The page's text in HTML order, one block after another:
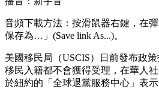
音頻下載方法：按滑鼠器右鍵，在
保存為…」(Save link As...)。
美國移民局（USCIS）日前發布政
移民入籍都不會獲得受理，在華人
於紐約的「全球退黨服務中心」表